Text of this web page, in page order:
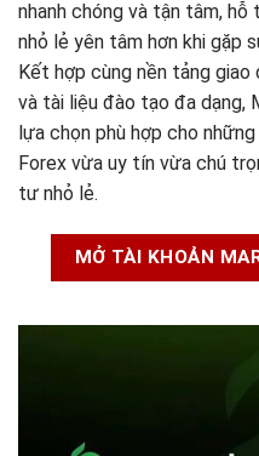
nhanh chóng và tận tâm,
nhỏ lẻ yên tâm hơn khi gặp
Kết hợp cùng nền tảng giao
và tài liệu đào tạo đa
lựa chọn phù hợp cho
Forex vừa uy tín vừa chú
tư nhỏ lẻ.
MỞ TÀI KHOẢN